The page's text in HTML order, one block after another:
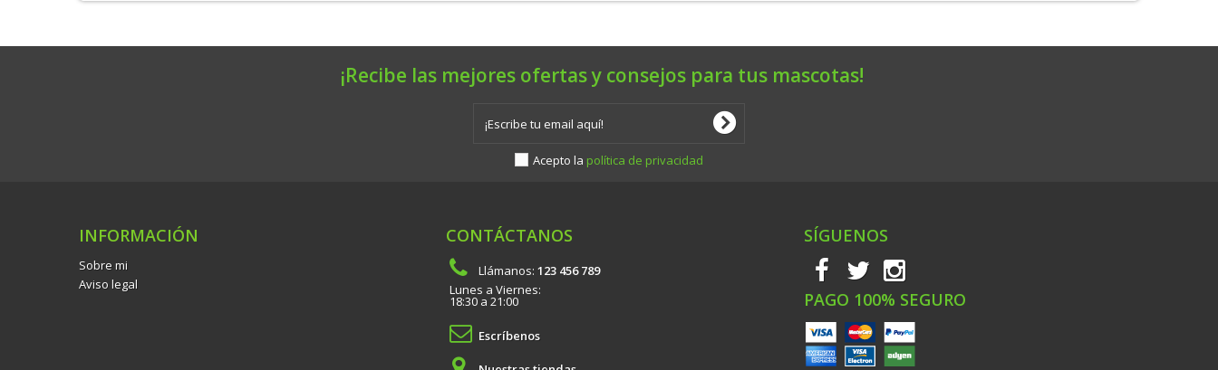
¡Recibe las mejores ofertas y consejos para tus mascotas!
Acepto la política de privacidad
INFORMACIÓN
Sobre mi
Aviso legal
CONTÁCTANOS
Llámanos: 123 456 789
Lunes a Viernes:
18:30 a 21:00
Escríbenos
SÍGUENOS
PAGO 100% SEGURO